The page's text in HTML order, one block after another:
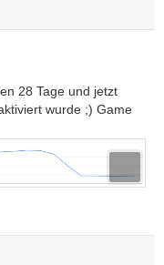
28 Tage und jetzt
wurde ;) Game